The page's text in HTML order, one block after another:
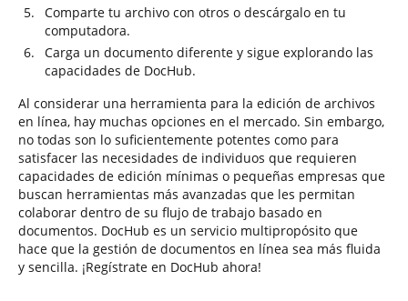
Comparte tu archivo con otros o descárgalo en tu
computadora.
Carga un documento diferente y sigue explorando las
capacidades de DocHub.
Al considerar una herramienta para la edición de archivos
en línea, hay muchas opciones en el mercado. Sin embargo,
no todas son lo suficientemente potentes como para
satisfacer las necesidades de individuos que requieren
capacidades de edición mínimas o pequeñas empresas que
buscan herramientas más avanzadas que les permitan
colaborar dentro de su flujo de trabajo basado en
documentos. DocHub es un servicio multipropósito que
hace que la gestión de documentos en línea sea más fluida
y sencilla. ¡Regístrate en DocHub ahora!